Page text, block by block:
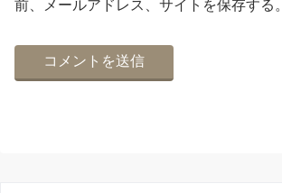
前、メールアドレス、サイトを保存する。